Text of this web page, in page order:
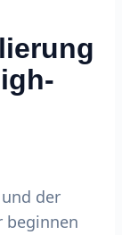
der
beginnen